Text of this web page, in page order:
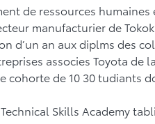
de ressources
manufacturier de
d’un an aux diplms des
associes Toyota
cohorte de 10 30 tudiants
Skills Academy